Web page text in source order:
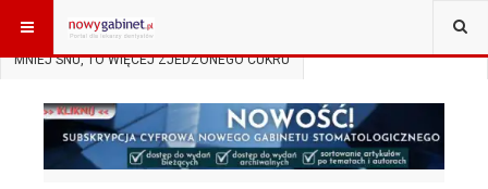
JESTEŚ TUTAJ: START
MNIEJ SNU, TO WIĘCEJ ZJEDZONEGO CUKRU